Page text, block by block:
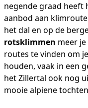
negende graad heeft
aanbod aan
het dal en op de
rotsklimmen meer
routes te vinden om
houden, vaak in een
het Zillertal ook nog
mooie alpiene